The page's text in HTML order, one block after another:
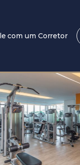
com um Corretor